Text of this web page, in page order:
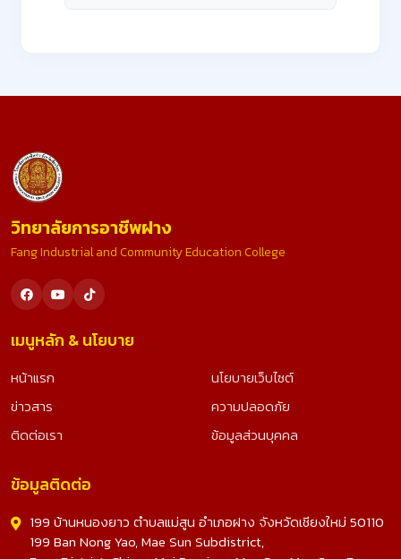
วิทยาลัยการอาชีพฝาง
Fang Industrial and Community Education College
เมนูหลัก & นโยบาย
หน้าแรก
ข่าวสาร
ติดต่อเรา
นโยบายเว็บไซต์
ความปลอดภัย
ข้อมูลส่วนบุคคล
ข้อมูลติดต่อ
199 บ้านหนองยาว ตำบลแม่สูน อำเภอฝาง จังหวัดเชียงใหม่ 50110
199 Ban Nong Yao, Mae Sun Subdistrict,